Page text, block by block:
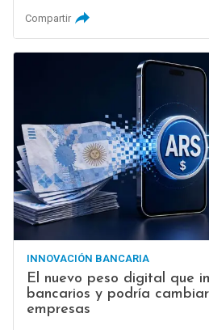
Compartir
INNOVACIÓN BANCARIA
El nuevo peso digital que
bancarios y podría
empresas